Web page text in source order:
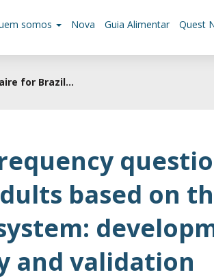
somos Nova Guia Alimentar Quest
for Brazil...
based on
and validation